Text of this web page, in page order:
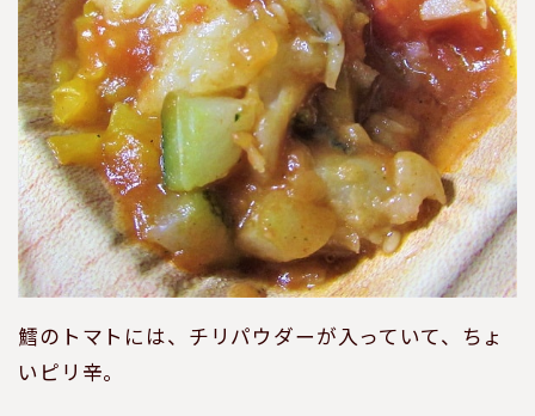
鱈のトマトには、チリパウダーが入っていて、ちょ
いピリ辛。